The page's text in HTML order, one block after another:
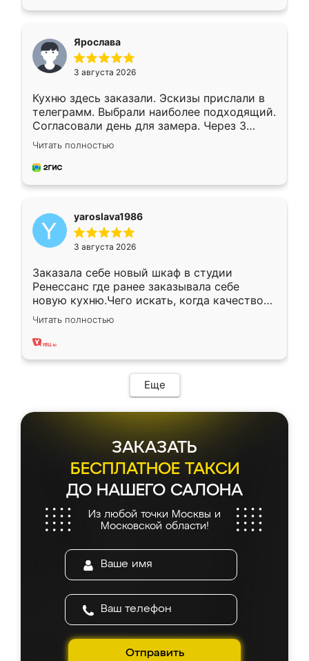
Ярослава
3 августа 2026
Кухню здесь заказали. Эскизы прислали в
телеграмм. Выбрали наиболее подходящий.
Согласовали день для замера. Через 3
недели кухня была уже готова. Остались
довольны работой. Спасибо Ренессанс
мебель за качественную работу!
Читать полностью
yaroslava1986
3 августа 2026
Заказала себе новый шкаф в студии
Ренессанс где ранее заказывала себе
новую кухню.Чего искать, когда качеством
вполне довольна. Служит кухня уже почти
два года, нареканий нет.
Читать полностью
Еще
ЗАКАЗАТЬ
БЕСПЛАТНОЕ ТАКСИ
ДО НАШЕГО САЛОНА
Из любой точки Москвы и
Московской области!
Отправить